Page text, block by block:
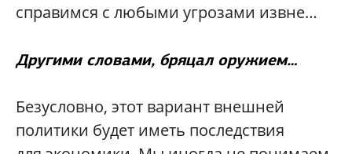
справимся с любыми угрозами извне…
Другими словами, бряцал оружием…
Безусловно, этот вариант внешней
политики будет иметь последствия